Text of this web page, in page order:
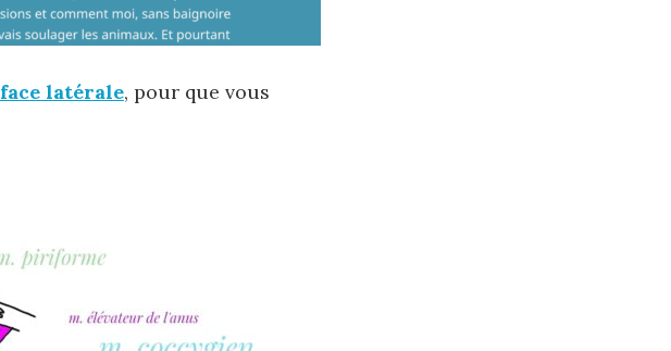
face latérale, pour que vous